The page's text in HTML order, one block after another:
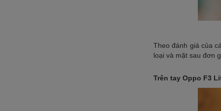
Theo đánh giá của
loại và mặt sau đơn
Trên tay Oppo F3